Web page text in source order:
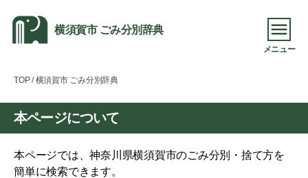
横須賀市 ごみ分別辞典
メニュー
TOP / 横須賀市 ごみ分別辞典
本ページについて
本ページでは、神奈川県横須賀市のごみ分別・捨て方を
簡単に検索できます。